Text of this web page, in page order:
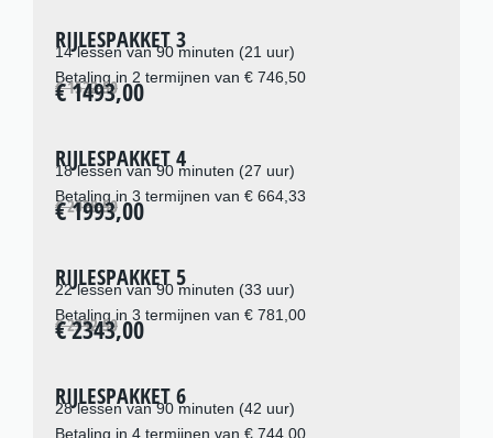
RIJLESPAKKET 3
14 lessen van 90 minuten (21 uur)
Betaling in 2 termijnen van € 746,50
€ 1522,50
€ 1493,00
RIJLESPAKKET 4
18 lessen van 90 minuten (27 uur)
Betaling in 3 termijnen van € 664,33
€ 2028,50
€ 1993,00
RIJLESPAKKET 5
22 lessen van 90 minuten (33 uur)
Betaling in 3 termijnen van € 781,00
€ 2392,50
€ 2343,00
RIJLESPAKKET 6
28 lessen van 90 minuten (42 uur)
Betaling in 4 termijnen van € 744,00